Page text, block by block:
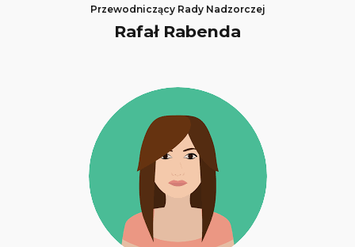
Przewodniczący Rady Nadzorczej
Rafał Rabenda